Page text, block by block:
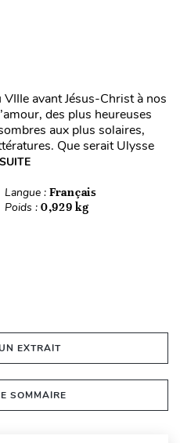
avant Jésus-Christ à nos
des plus heureuses
aux plus solaires,
Que serait Ulysse
Langue : Français
Poids : 0,929 kg
EXTRAIT
SOMMAIRE